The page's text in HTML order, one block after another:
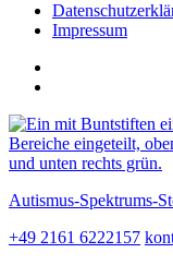
Impressum
Autismus-Spektrums-
+49 2161 6222157